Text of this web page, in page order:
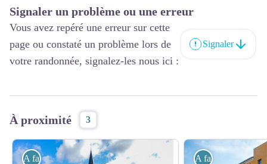
Signaler un problème ou une erreur
Vous avez repéré une erreur sur cette
page ou constaté un problème lors de
votre randonnée, signalez-les nous ici :
Signaler
À proximité 3
A faire A faire